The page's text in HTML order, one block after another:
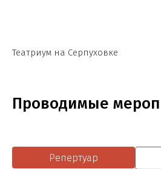
Театриум на Серпуховке
Проводимые
Репертуар